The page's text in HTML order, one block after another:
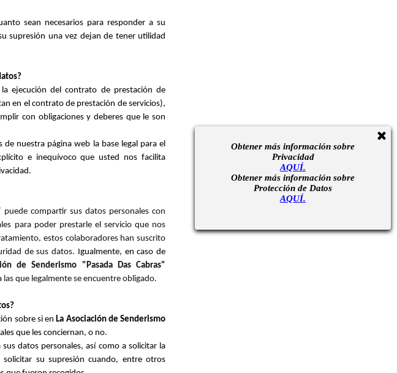
sean necesarios para responder a su
supresión una vez dejan de tener utilidad
ejecución del contrato de prestación de
en el contrato de prestación de servicios),
con obligaciones y deberes que le son
nuestra página web la base legal para el
e inequívoco que usted nos facilita
puede compartir sus datos personales con
para poder prestarle el servicio que nos
estos colaboradores han suscrito
de sus datos. Igualmente, en caso de
de Senderismo "Pasada Das Cabras"
las que legalmente se encuentre obligado.
sobre si enLa Asociación de Senderismo
que les conciernan, o no.
datos personales, así como a solicitar la
su supresión cuando, entre otros
Obtener más información sobre
Privacidad
AQUÍ.
Obtener más información sobre
Protección de Datos
AQUÍ.